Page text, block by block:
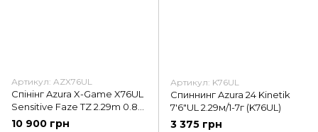
Артикул: AZX76UL
Спінінг Azura X-Game X76UL
Sensitive Faze TZ 2.29m 0.8-
7g (AZX76UL)
10 900 грн
Артикул: K76UL
Спиннинг Azura 24 Kinetik
7'6"UL 2.29м/1-7г (K76UL)
3 375 грн